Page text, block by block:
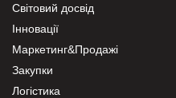
Світовий досвід
Інновації
Маркетинг&Продажі
Закупки
Логістика